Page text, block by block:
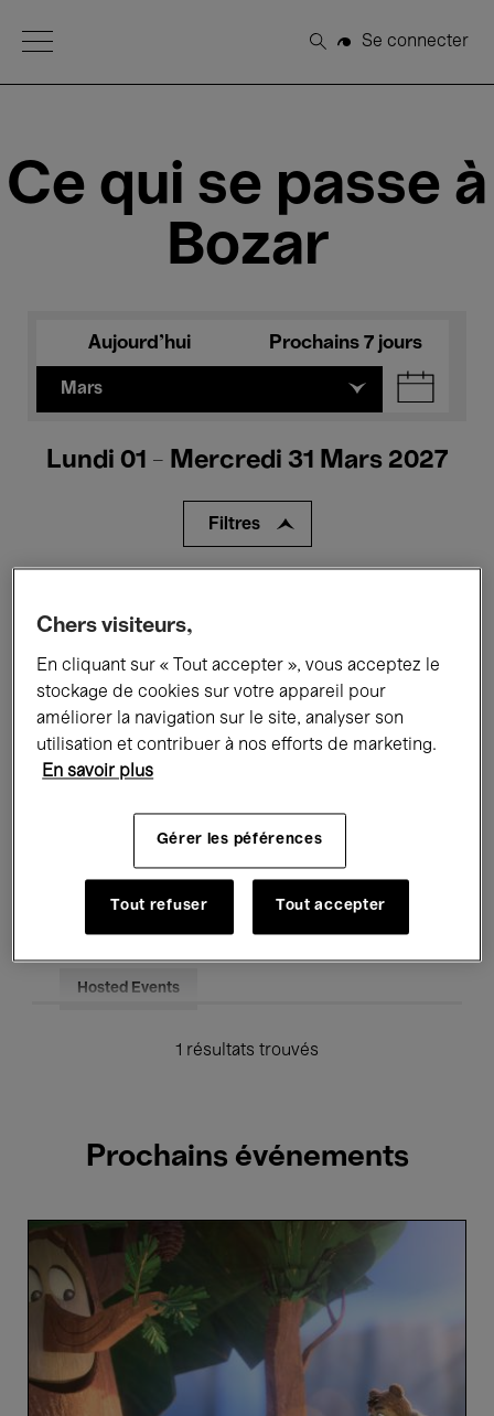
Open Menu
Rechercher
Se connecter
Ce qui se passe à
Bozar
Aujourd'hui Prochains 7 jours
Mars
Lundi 01 - Mercredi 31 Mars 2027
Filtres
Rencontres & Débats Jazz
Musique classique Global Music
Pour tous Kids’ Palace
Enseignement Visites guidées
Hosted Events
1 résultats trouvés
Prochains événements
Anima
Tour
Kids
(4+)
Chers visiteurs,
En cliquant sur « Tout accepter », vous acceptez le
stockage de cookies sur votre appareil pour
améliorer la navigation sur le site, analyser son
utilisation et contribuer à nos efforts de marketing.
En savoir plus
Gérer les péférences
Tout refuser Tout accepter